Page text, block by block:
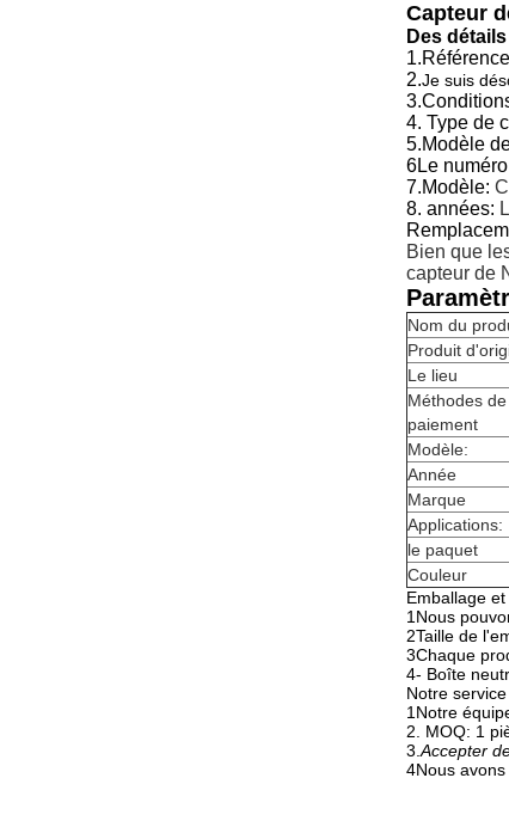
Capteur
Des
1.
2.Je suis
3.
4. Type de
5.Modèle
6Le
7.Modèle:
8. années:
Bien que
capteur de
Nom du
Produit
Le lieu
Méthodes de
paiement
Modèle:
Année
Marque
Applications:
le paquet
Couleur
Emballage
1Nous
2Taille de
3Chaque
4- Boîte
Notre service
1Notre
2. MOQ: 1
3. Accepter
4Nous